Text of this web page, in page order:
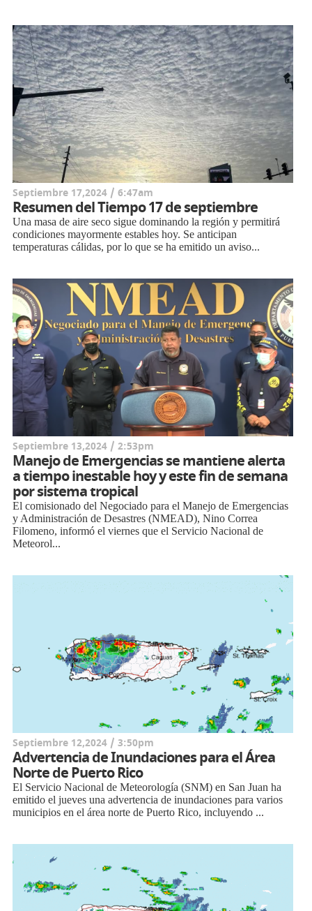
Septiembre 17,2024 / 6:47am
Resumen del Tiempo 17 de septiembre
Una masa de aire seco sigue dominando la región y permitirá
condiciones mayormente estables hoy. Se anticipan
temperaturas cálidas, por lo que se ha emitido un aviso...
Septiembre 13,2024 / 2:53pm
Manejo de Emergencias se mantiene alerta
a tiempo inestable hoy y este fin de semana
por sistema tropical
El comisionado del Negociado para el Manejo de Emergencias
y Administración de Desastres (NMEAD), Nino Correa
Filomeno, informó el viernes que el Servicio Nacional de
Meteorol...
Septiembre 12,2024 / 3:50pm
Advertencia de Inundaciones para el Área
Norte de Puerto Rico
El Servicio Nacional de Meteorología (SNM) en San Juan ha
emitido el jueves una advertencia de inundaciones para varios
municipios en el área norte de Puerto Rico, incluyendo ...